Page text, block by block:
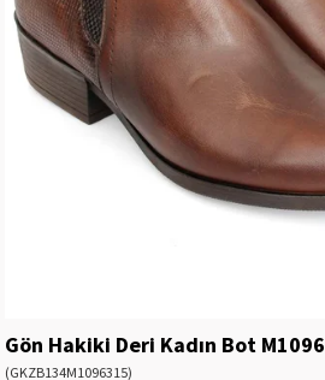
Gön Hakiki Deri Kadın Bot M1096
(GKZB134M1096315)